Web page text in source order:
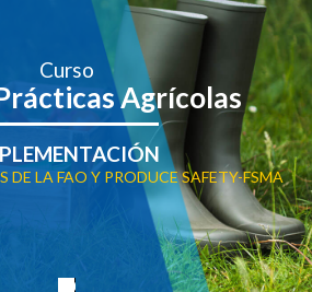
Agrícolas
Curso
DE LA FAO Y PRODUCE SAFETY-FSMA